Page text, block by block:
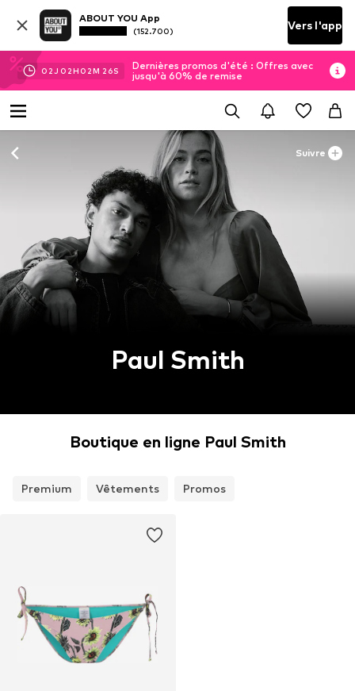
ABOUT YOU App
(152.700) Vers l'app
02J 02H 02M 26S
Dernières promos d'été : Offres avec
jusqu'à 60% de remise
Suivre
Paul Smith
Boutique en ligne Paul Smith
Premium Vêtements Promos